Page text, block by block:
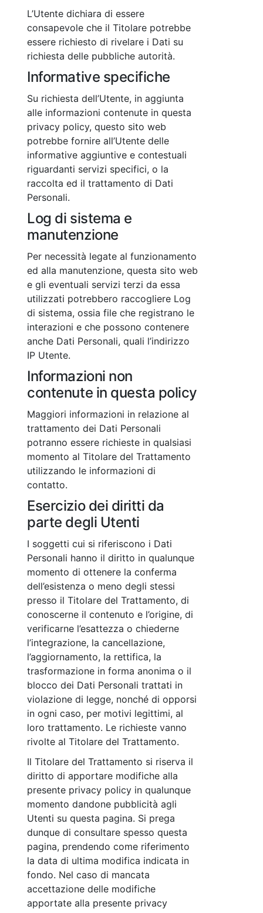
L’Utente dichiara di essere
consapevole che il Titolare potrebbe
essere richiesto di rivelare i Dati su
richiesta delle pubbliche autorità.
Informative specifiche
Su richiesta dell’Utente, in aggiunta
alle informazioni contenute in questa
privacy policy, questo sito web
potrebbe fornire all’Utente delle
informative aggiuntive e contestuali
riguardanti servizi specifici, o la
raccolta ed il trattamento di Dati
Personali.
Log di sistema e
manutenzione
Per necessità legate al funzionamento
ed alla manutenzione, questa sito web
e gli eventuali servizi terzi da essa
utilizzati potrebbero raccogliere Log
di sistema, ossia file che registrano le
interazioni e che possono contenere
anche Dati Personali, quali l’indirizzo
IP Utente.
Informazioni non
contenute in questa policy
Maggiori informazioni in relazione al
trattamento dei Dati Personali
potranno essere richieste in qualsiasi
momento al Titolare del Trattamento
utilizzando le informazioni di
contatto.
Esercizio dei diritti da
parte degli Utenti
I soggetti cui si riferiscono i Dati
Personali hanno il diritto in qualunque
momento di ottenere la conferma
dell’esistenza o meno degli stessi
presso il Titolare del Trattamento, di
conoscerne il contenuto e l’origine, di
verificarne l’esattezza o chiederne
l’integrazione, la cancellazione,
l’aggiornamento, la rettifica, la
trasformazione in forma anonima o il
blocco dei Dati Personali trattati in
violazione di legge, nonché di opporsi
in ogni caso, per motivi legittimi, al
loro trattamento. Le richieste vanno
rivolte al Titolare del Trattamento.
Il Titolare del Trattamento si riserva il
diritto di apportare modifiche alla
presente privacy policy in qualunque
momento dandone pubblicità agli
Utenti su questa pagina. Si prega
dunque di consultare spesso questa
pagina, prendendo come riferimento
la data di ultima modifica indicata in
fondo. Nel caso di mancata
accettazione delle modifiche
apportate alla presente privacy